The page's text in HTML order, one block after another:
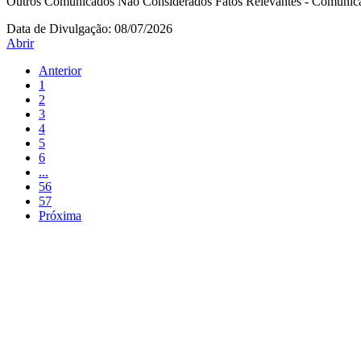
Data de Divulgação: 08/07/2026
Abrir
Anterior
1
2
3
4
5
6
...
56
57
Próxima